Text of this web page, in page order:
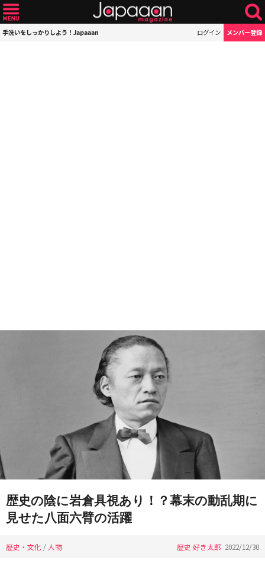
手洗いをしっかりしよう！Japaaan ログイン メンバー登録
歴史の陰に岩倉具視あり！？幕末の動乱期に
見せた八面六臂の活躍
歴史・文化 / 人物 歴史 好き太郎 2022/12/30